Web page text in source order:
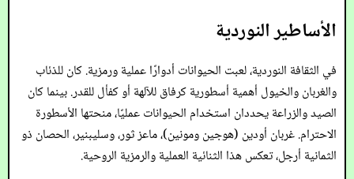
الأساطير النوردية
في الثقافة النوردية، لعبت الحيوانات أدوارًا عملية ورمزية. كان للذئاب
والغربان والخيول أهمية أسطورية كرفاق للآلهة أو كفأل للقدر. بينما كان
الصيد والزراعة يحددان استخدام الحيوانات عمليًا، منحتها الأسطورة
الاحترام. غربان أودين (هوجين ومونين)، ماعز ثور، وسليبنير، الحصان ذو
الثمانية أرجل، تعكس هذا الثنائية العملية والرمزية الروحية.